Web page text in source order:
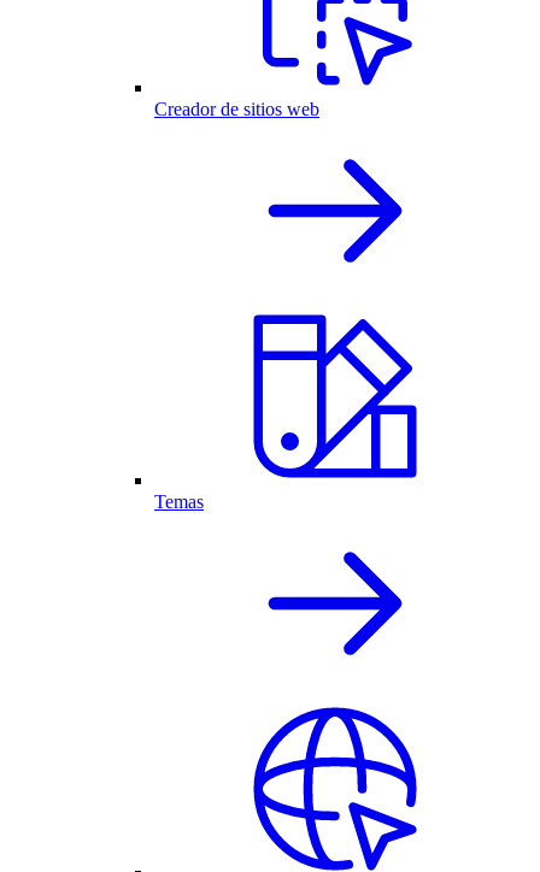
Creador de sitios web
Temas